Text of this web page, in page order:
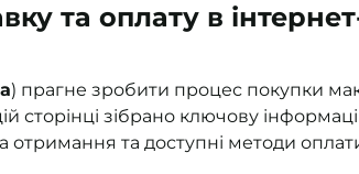
та оплату в
) прагне зробити процес покупки
сторінці зібрано ключову
отримання та доступні методи